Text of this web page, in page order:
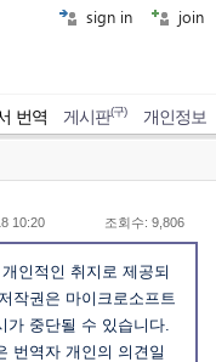
sign in join
번역 게시판(구) 개인정보
10:20 조회수: 9,806
인적인 취지로 제공되
작권은 마이크로소프트
가 중단될 수 있습니다.
번역자 개인의 의견일